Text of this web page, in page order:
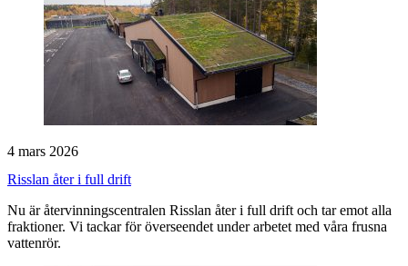
4 mars 2026
Risslan åter i full drift
Nu är återvinningscentralen Risslan åter i full drift och tar emot alla
fraktioner. Vi tackar för överseendet under arbetet med våra frusna
vattenrör.